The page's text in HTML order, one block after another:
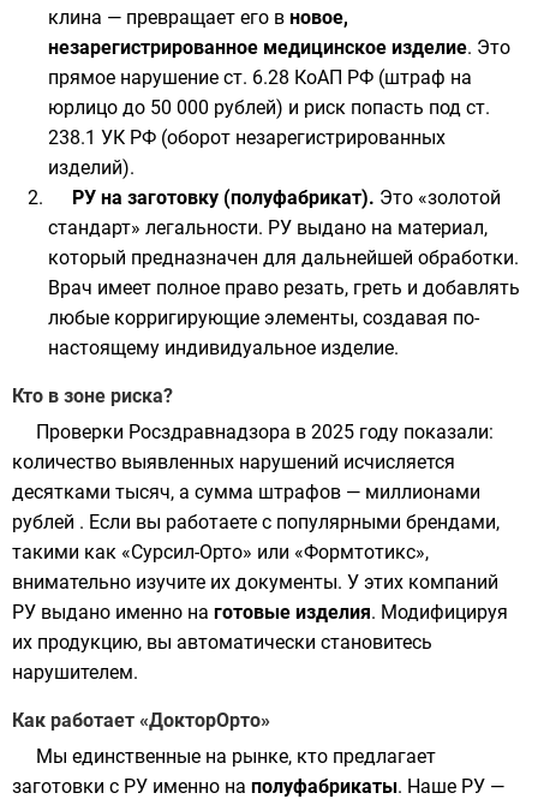
клина — превращает его в новое,
незарегистрированное медицинское изделие. Это
прямое нарушение ст. 6.28 КоАП РФ (штраф на
юрлицо до 50 000 рублей) и риск попасть под ст.
238.1 УК РФ (оборот незарегистрированных
изделий).
РУ на заготовку (полуфабрикат). Это «золотой
стандарт» легальности. РУ выдано на материал,
который предназначен для дальнейшей обработки.
Врач имеет полное право резать, греть и добавлять
любые корригирующие элементы, создавая по-
настоящему индивидуальное изделие.
Кто в зоне риска?
Проверки Росздравнадзора в 2025 году показали:
количество выявленных нарушений исчисляется
десятками тысяч, а сумма штрафов — миллионами
рублей . Если вы работаете с популярными брендами,
такими как «Сурсил-Орто» или «Формтотикс»,
внимательно изучите их документы. У этих компаний
РУ выдано именно на готовые изделия. Модифицируя
их продукцию, вы автоматически становитесь
нарушителем.
Как работает «ДокторОрто»
Мы единственные на рынке, кто предлагает
заготовки с РУ именно на полуфабрикаты. Наше РУ —